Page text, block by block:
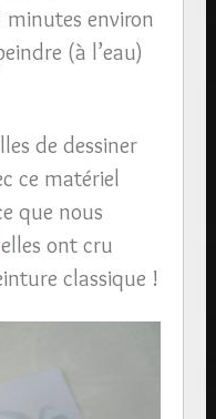
minutes environ
(à l’eau)
de dessiner
ce matériel
que nous
elles ont cru
classique !